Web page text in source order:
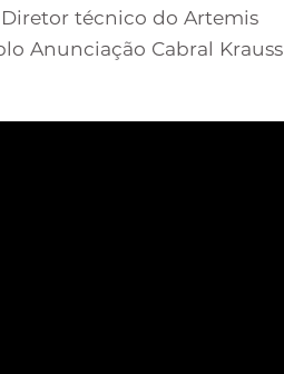
técnico do Artemis
Anunciação Cabral Krauss